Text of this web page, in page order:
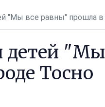
"Мы все равны" прошла в
детей
Тосно